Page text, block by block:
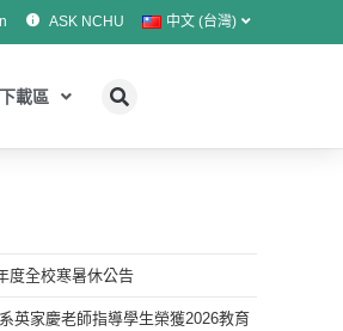
ASK NCHU 中文 (台灣)
下載區
度全校寒暑休公告
英家慶老師指導學生榮獲2026教育